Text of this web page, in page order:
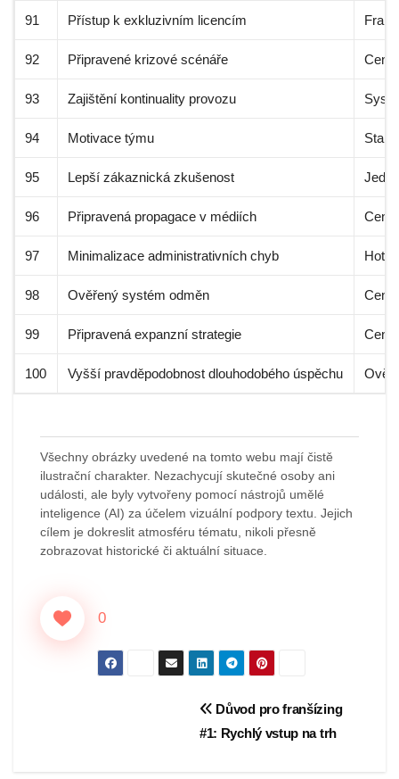
91 Přístup k exkluzivním licencím
92 Připravené krizové scénáře
93 Zajištění kontinuality provozu
94 Motivace týmu
95 Lepší zákaznická zkušenost
96 Připravená propagace v médiích
97 Minimalizace administrativních chyb
98 Ověřený systém odměn
99 Připravená expanzní strategie
100 Vyšší pravděpodobnost dlouhodobého úspěchu
Všechny obrázky uvedené na tomto webu mají čistě
ilustrační charakter. Nezachycují skutečné osoby ani
události, ale byly vytvořeny pomocí nástrojů umělé
inteligence (AI) za účelem vizuální podpory textu. Jejich
cílem je dokreslit atmosféru tématu, nikoli přesně
zobrazovat historické či aktuální situace.
0
Důvod pro franšízing
#1: Rychlý vstup na trh